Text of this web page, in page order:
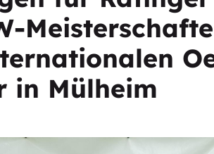
in Mülheim